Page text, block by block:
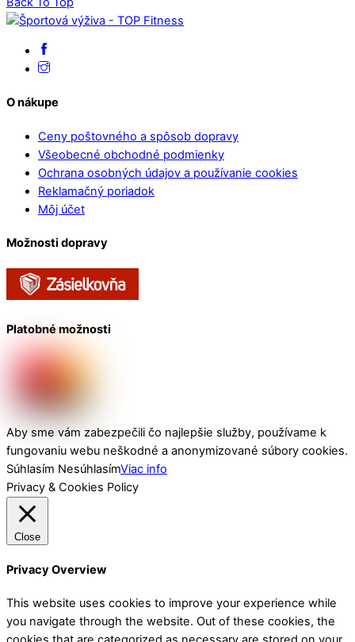
O nákupe
Ceny poštovného a spôsob dopravy
Všeobecné obchodné podmienky
Ochrana osobných údajov a používanie cookies
Reklamačný poriadok
Môj účet
Možnosti dopravy
Platobné možnosti
Aby sme vám zabezpečili čo najlepšie služby, používame k
fungovaniu webu neškodné a anonymizované súbory cookies.
Súhlasím NesúhlasímViac info
Privacy & Cookies Policy
Close
Privacy Overview
This website uses cookies to improve your experience while
you navigate through the website. Out of these cookies, the